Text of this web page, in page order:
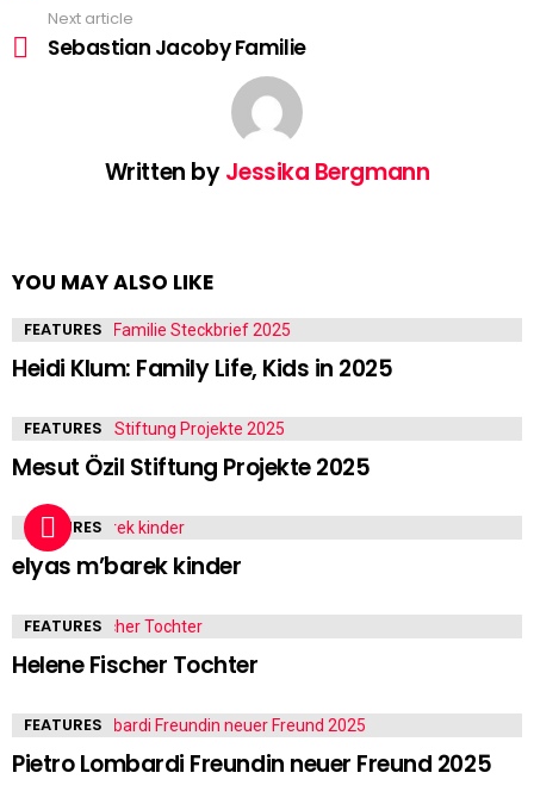
Next article
Sebastian Jacoby Familie
Written byJessika Bergmann
YOU MAY ALSO LIKE
FEATURES
Heidi Klum: Family Life, Kids in 2025
FEATURES
Mesut Özil Stiftung Projekte 2025
FEATURES
elyas m’barek kinder
FEATURES
Helene Fischer Tochter
FEATURES
Pietro Lombardi Freundin neuer Freund 2025